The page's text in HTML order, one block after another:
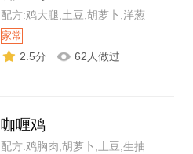
配方:鸡大腿,土豆,胡萝卜,洋葱
家常
2.5分 62人做过
咖喱鸡
配方:鸡胸肉,胡萝卜,土豆,生抽